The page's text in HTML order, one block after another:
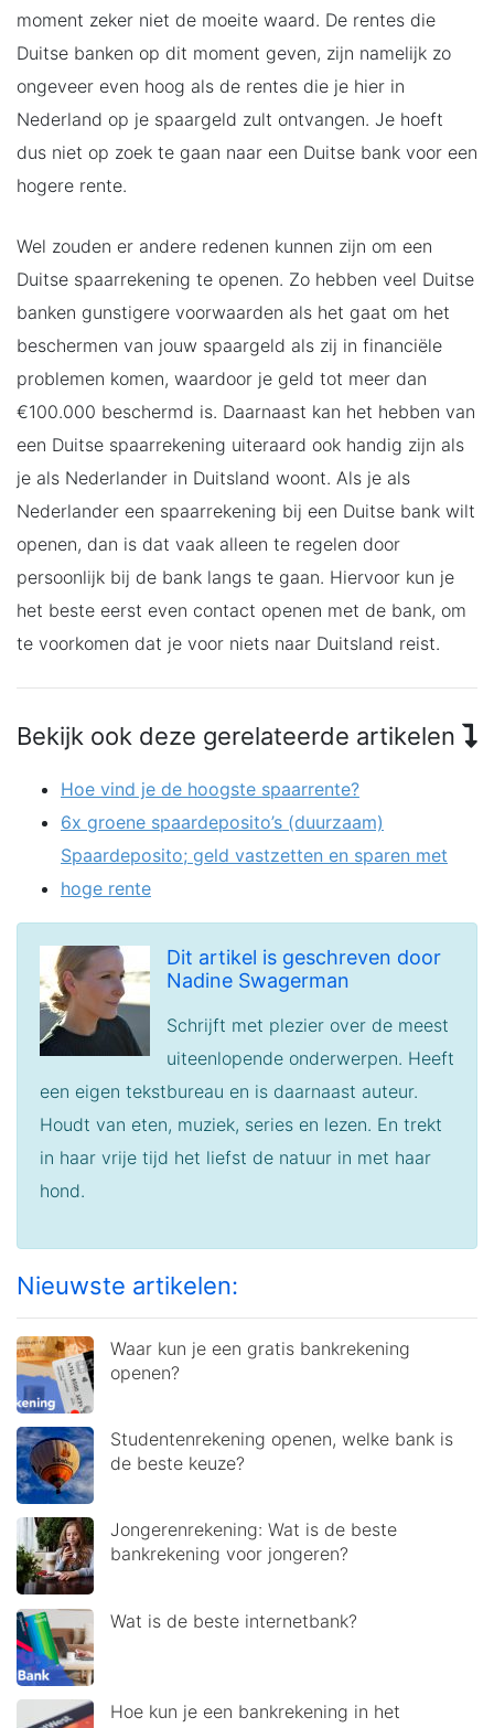
moment zeker niet de moeite waard. De rentes die
Duitse banken op dit moment geven, zijn namelijk zo
ongeveer even hoog als de rentes die je hier in
Nederland op je spaargeld zult ontvangen. Je hoeft
dus niet op zoek te gaan naar een Duitse bank voor een
hogere rente.
Wel zouden er andere redenen kunnen zijn om een
Duitse spaarrekening te openen. Zo hebben veel Duitse
banken gunstigere voorwaarden als het gaat om het
beschermen van jouw spaargeld als zij in financiële
problemen komen, waardoor je geld tot meer dan
€100.000 beschermd is. Daarnaast kan het hebben van
een Duitse spaarrekening uiteraard ook handig zijn als
je als Nederlander in Duitsland woont. Als je als
Nederlander een spaarrekening bij een Duitse bank wilt
openen, dan is dat vaak alleen te regelen door
persoonlijk bij de bank langs te gaan. Hiervoor kun je
het beste eerst even contact openen met de bank, om
te voorkomen dat je voor niets naar Duitsland reist.
Bekijk ook deze gerelateerde artikelen
Hoe vind je de hoogste spaarrente?
6x groene spaardeposito’s (duurzaam)
Spaardeposito; geld vastzetten en sparen met
hoge rente
Dit artikel is geschreven door
Nadine Swagerman
Schrijft met plezier over de meest
uiteenlopende onderwerpen. Heeft
een eigen tekstbureau en is daarnaast auteur.
Houdt van eten, muziek, series en lezen. En trekt
in haar vrije tijd het liefst de natuur in met haar
hond.
Nieuwste artikelen:
Waar kun je een gratis bankrekening
openen?
Studentenrekening openen, welke bank is
de beste keuze?
Jongerenrekening: Wat is de beste
bankrekening voor jongeren?
Wat is de beste internetbank?
Hoe kun je een bankrekening in het